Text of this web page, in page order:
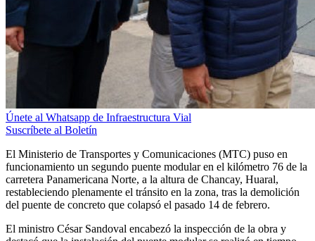
Únete al Whatsapp de Infraestructura Vial
Suscríbete al Boletín
El Ministerio de Transportes y Comunicaciones (MTC) puso en
funcionamiento un segundo puente modular en el kilómetro 76 de la
carretera Panamericana Norte, a la altura de Chancay, Huaral,
restableciendo plenamente el tránsito en la zona, tras la demolición
del puente de concreto que colapsó el pasado 14 de febrero.
El ministro César Sandoval encabezó la inspección de la obra y